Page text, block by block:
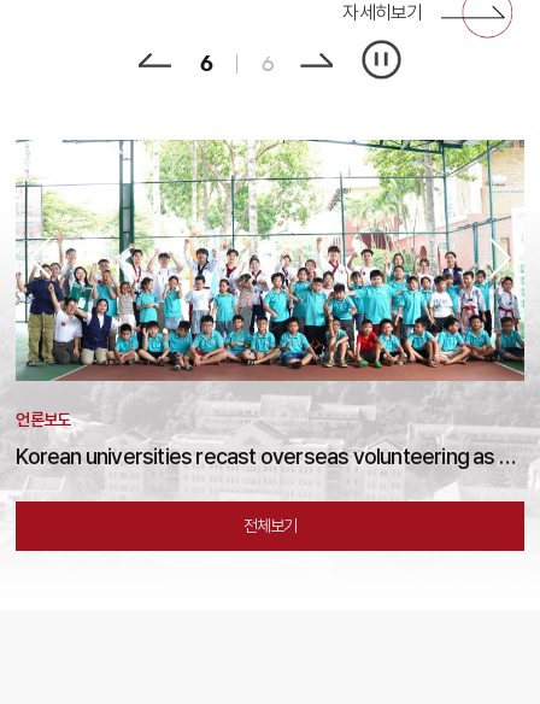
자세히보기
자세히보기
자세히보기
자세히보기
자세히보기
자세히보기
1 6
언론보도
하재철 호서대 교수, 정보보호 발전 유공 '근정포장' 수상
전체보기